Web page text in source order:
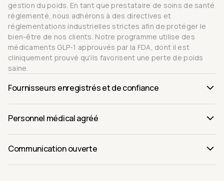
gestion du poids. En tant que prestataire de soins de santé
réglementé, nous adhérons à des directives et
réglementations industrielles strictes afin de protéger le
bien-être de nos clients. Notre programme utilise des
médicaments GLP-1 approuvés par la FDA, dont il est
cliniquement prouvé qu'ils favorisent une perte de poids
saine.
Fournisseurs enregistrés et de confiance
Personnel médical agréé
Communication ouverte